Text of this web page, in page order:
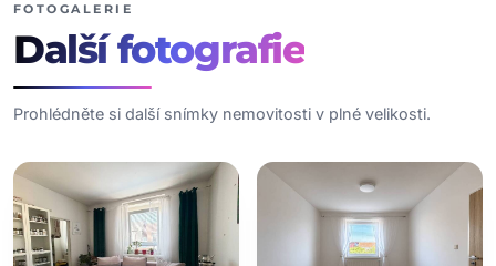
FOTOGALERIE
Dalšífotografie
Prohlédněte si další snímky nemovitosti v plné velikosti.